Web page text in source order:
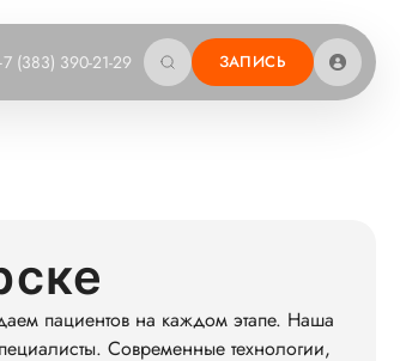
(383) 390-21-29 ЗАПИСЬ
пациентов на каждом этапе. Наша
Современные технологии,